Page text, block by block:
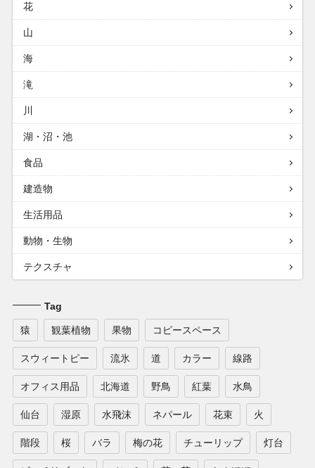
花
山
海
滝
川
湖・沼・池
食品
建造物
生活用品
動物・生物
テクスチャ
Tag
猿 観葉植物 果物 コピースペース
スウィートピー 流氷 道 カラー 線路
オフィス用品 北海道 野鳥 紅葉 水鳥
仙台 湿原 水飛沫 ネパール 花束 火
階段 桜 バラ 梅の花 チューリップ 灯台